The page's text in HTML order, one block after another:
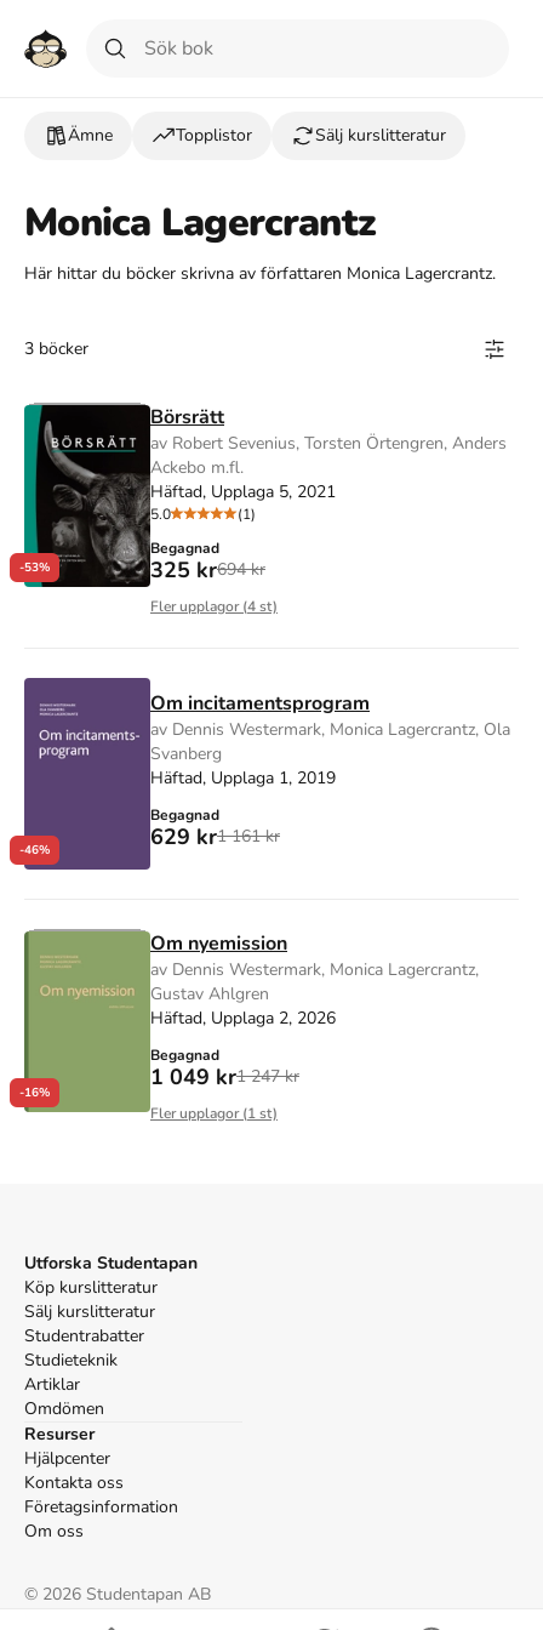
Ämne Topplistor Sälj kurslitteratur
Monica Lagercrantz
Här hittar du böcker skrivna av författaren Monica Lagercrantz.
3 böcker
-53%
Börsrätt
av Robert Sevenius, Torsten Örtengren, Anders
Ackebo m.fl.
Häftad, Upplaga 5, 2021
5.0
(1)
Begagnad
325 kr694 kr
Fler upplagor (4st)
-46%
Om incitamentsprogram
av Dennis Westermark, Monica Lagercrantz, Ola
Svanberg
Häftad, Upplaga 1, 2019
Begagnad
629 kr1 161 kr
-16%
Om nyemission
av Dennis Westermark, Monica Lagercrantz,
Gustav Ahlgren
Häftad, Upplaga 2, 2026
Begagnad
1 049 kr1 247 kr
Fler upplagor (1st)
Utforska Studentapan
Köp kurslitteratur
Sälj kurslitteratur
Studentrabatter
Studieteknik
Artiklar
Omdömen
Resurser
Hjälpcenter
Kontakta oss
Företagsinformation
Om oss
© 2026 Studentapan AB
Cookies